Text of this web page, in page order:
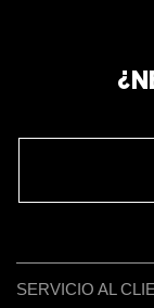
REGÍSTRATE
SERVICIO AL